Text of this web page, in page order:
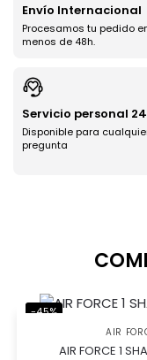
Envío Internacional
Procesamos tu pedido
menos de 48h.
Servicio personal
Disponible para
pregunta
-45%
AIR
AIR FORCE 1